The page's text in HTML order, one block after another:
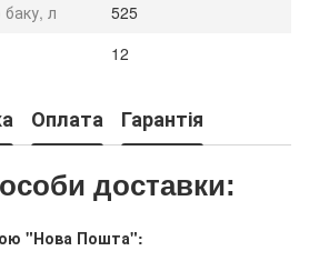
баку, л
525
12
Оплата Гарантія
доставки:
"Нова Пошта":